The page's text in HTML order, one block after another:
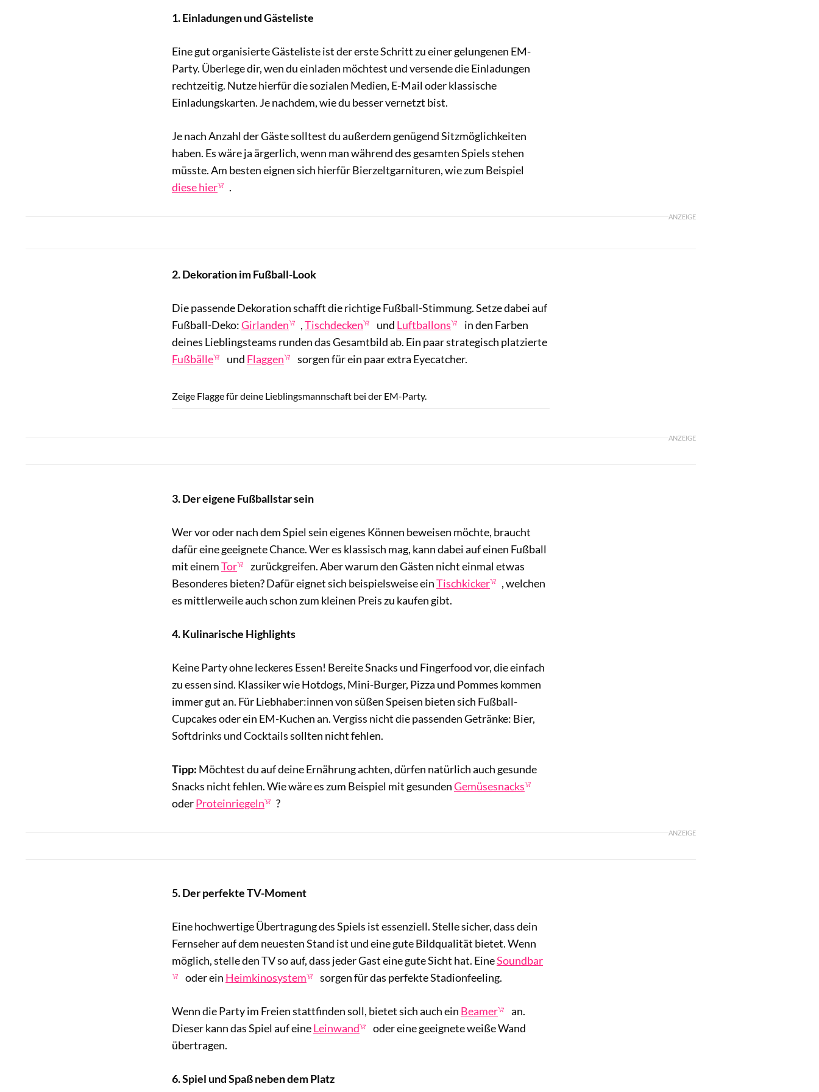
1. Einladungen und Gästeliste
Eine gut organisierte Gästeliste ist der erste Schritt zu einer gelungenen EM-
Party. Überlege dir, wen du einladen möchtest und versende die Einladungen
rechtzeitig. Nutze hierfür die sozialen Medien, E-Mail oder klassische
Einladungskarten. Je nachdem, wie du besser vernetzt bist.
Je nach Anzahl der Gäste solltest du außerdem genügend Sitzmöglichkeiten
haben. Es wäre ja ärgerlich, wenn man während des gesamten Spiels stehen
müsste. Am besten eignen sich hierfür Bierzeltgarnituren, wie zum Beispiel
diese hier
.
ANZEIGE
2. Dekoration im Fußball-Look
Die passende Dekoration schafft die richtige Fußball-Stimmung. Setze dabei auf
Fußball-Deko:Girlanden ,Tischdecken und Luftballons
in den Farben
deines Lieblingsteams runden das Gesamtbild ab. Ein paar strategisch platzierte
Fußbälle
und Flaggen sorgen für ein paar extra Eyecatcher.
Zeige Flagge für deine Lieblingsmannschaft bei der EM-Party.
ANZEIGE
3. Der eigene Fußballstar sein
Wer vor oder nach dem Spiel sein eigenes Können beweisen möchte, braucht
dafür eine geeignete Chance. Wer es klassisch mag, kann dabei auf einen Fußball
mit einemTor
zurückgreifen. Aber warum den Gästen nicht einmal etwas
Besonderes bieten? Dafür eignet sich beispielsweise einTischkicker
, welchen
es mittlerweile auch schon zum kleinen Preis zu kaufen gibt.
4. Kulinarische Highlights
Keine Party ohne leckeres Essen! Bereite Snacks und Fingerfood vor, die einfach
zu essen sind. Klassiker wie Hotdogs, Mini-Burger, Pizza und Pommes kommen
immer gut an. Für Liebhaber:innen von süßen Speisen bieten sich Fußball-
Cupcakes oder ein EM-Kuchen an. Vergiss nicht die passenden Getränke: Bier,
Softdrinks und Cocktails sollten nicht fehlen.
Tipp: Möchtest du auf deine Ernährung achten, dürfen natürlich auch gesunde
Snacks nicht fehlen. Wie wäre es zum Beispiel mit gesundenGemüsesnacks
oderProteinriegeln ?
ANZEIGE
5. Der perfekte TV-Moment
Eine hochwertige Übertragung des Spiels ist essenziell. Stelle sicher, dass dein
Fernseher auf dem neuesten Stand ist und eine gute Bildqualität bietet. Wenn
möglich, stelle den TV so auf, dass jeder Gast eine gute Sicht hat. EineSoundbar
oder ein Heimkinosystem sorgen für das perfekte Stadionfeeling.
Wenn die Party im Freien stattfinden soll, bietet sich auch ein Beamer
an.
Dieser kann das Spiel auf eineLeinwand
oder eine geeignete weiße Wand
übertragen.
6. Spiel und Spaß neben dem Platz